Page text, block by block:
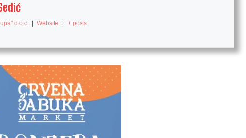
d.o.o. | Website | + posts